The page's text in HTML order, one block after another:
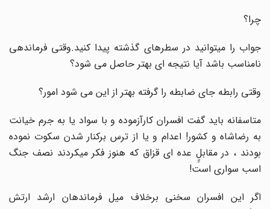
چرا؟
جواب را میتوانید در سطرهای گذشته پیدا کنید.وقتی فرماندهی
نامناسب باشد آیا نتیجه ای بهتر حاصل می شود؟
وقتی رابطه جای ضابطه را گرفته بهتر از این می شود امور؟
متاسفانه باید گفت افسران کارآزموده و با سواد یا به جرم خیانت
به رضاشاه و کشور! اعدام و یا از ترس برکنار شدن سکوت نموده
بودند ، در مقابلٍِ عده ای قزاق که هنوز فکر میکردند نصف جنگ
اسب سواری است!
اگر این افسران سخنی برخلاف میل فرماندهان ارشد ارتش